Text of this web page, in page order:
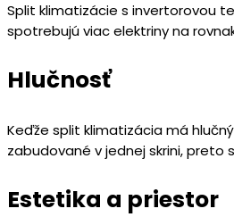
Split klimatizácie s invertorovou
spotrebujú viac elektriny na
Hlučnosť
Keďže split klimatizácia má
zabudované v jednej skrini, preto
Estetika a priestor